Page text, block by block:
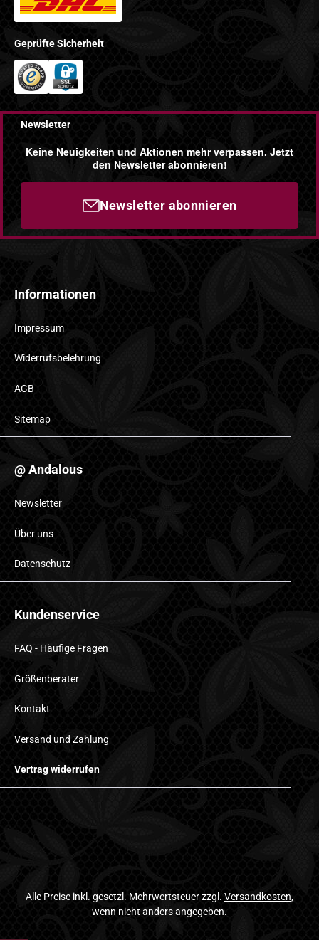
Geprüfte Sicherheit
Newsletter
Keine Neuigkeiten und Aktionen mehr verpassen. Jetzt
den Newsletter abonnieren!
Newsletter abonnieren
Informationen
Impressum
Widerrufsbelehrung
AGB
Sitemap
@ Andalous
Newsletter
Über uns
Datenschutz
Kundenservice
FAQ - Häufige Fragen
Größenberater
Kontakt
Versand und Zahlung
Vertrag widerrufen
Alle Preise inkl. gesetzl. Mehrwertsteuer zzgl. Versandkosten,
wenn nicht anders angegeben.